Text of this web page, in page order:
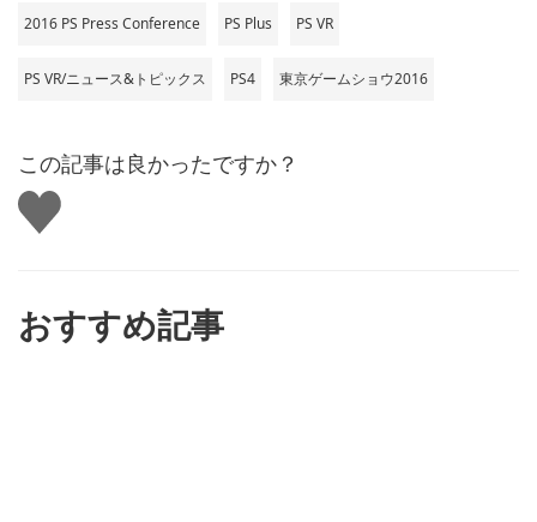
2016 PS Press Conference PS Plus PS VR
PS VR/ニュース&トピックス PS4 東京ゲームショウ2016
この記事は良かったですか？
い
い
おすすめ記事